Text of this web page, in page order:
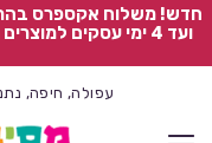
ועד 4 ימי עסקים
עפולה, חיפה,